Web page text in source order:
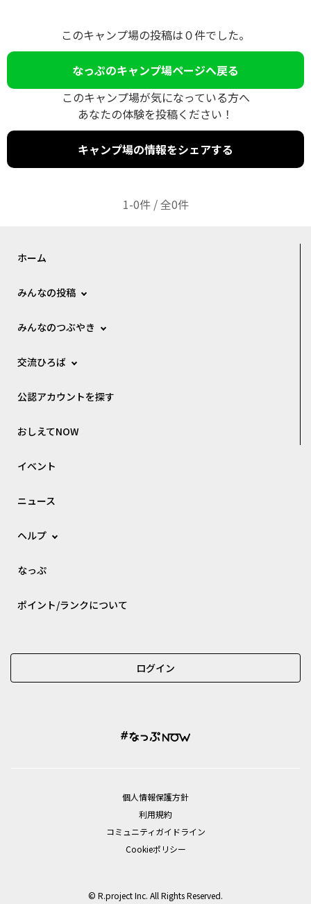
このキャンプ場の投稿は０件でした。
なっぷのキャンプ場ページへ戻る
このキャンプ場が気になっている方へ
あなたの体験を投稿ください！
キャンプ場の情報をシェアする
1-0件 / 全0件
ホーム
みんなの投稿
みんなのつぶやき
交流ひろば
公認アカウントを探す
おしえてNOW
イベント
ニュース
ヘルプ
なっぷ
ポイント/ランクについて
ログイン
個⼈情報保護⽅針
利用規約
コミュニティガイドライン
Cookieポリシー
© R.project Inc. All Rights Reserved.